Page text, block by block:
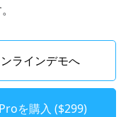
ラインデモへ
を購入 ($299)